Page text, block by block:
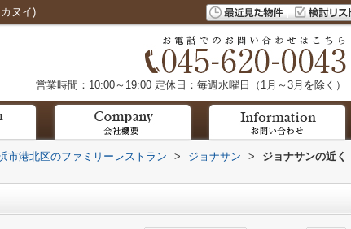
ヌイ)
営業時間：10:00～19:00 定休日：毎週水曜日（1月～3月を除く）
市港北区のファミリーレストラン > ジョナサン >
ジョナサンの近く